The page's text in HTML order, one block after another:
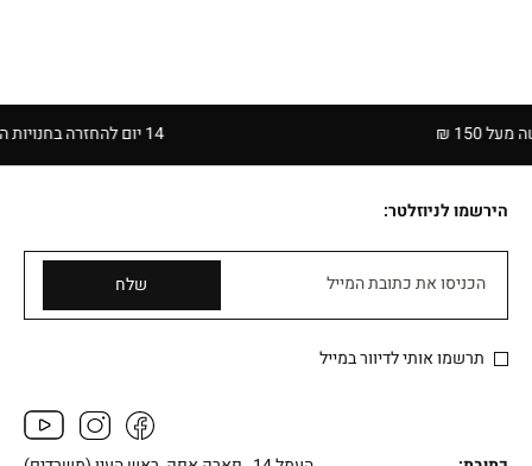
₪
הירשמו לניוזלטר:
הכניסו את כתובת המייל שלח
תרשמו אותי לדיוור במייל